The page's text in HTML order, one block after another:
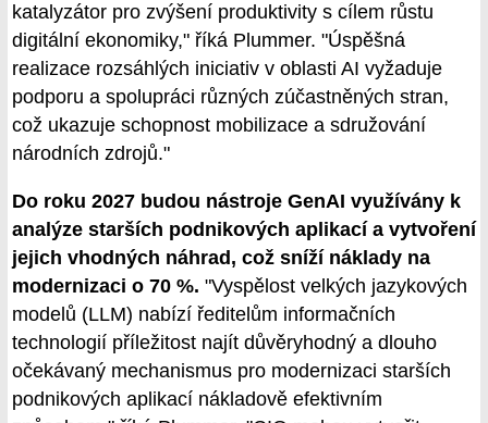
katalyzátor pro zvýšení produktivity s cílem růstu
digitální ekonomiky," říká Plummer. "Úspěšná
realizace rozsáhlých iniciativ v oblasti AI vyžaduje
podporu a spolupráci různých zúčastněných stran,
což ukazuje schopnost mobilizace a sdružování
národních zdrojů."
Do roku 2027 budou nástroje GenAI využívány k
analýze starších podnikových aplikací a vytvoření
jejich vhodných náhrad, což sníží náklady na
modernizaci o 70 %. "Vyspělost velkých jazykových
modelů (LLM) nabízí ředitelům informačních
technologií příležitost najít důvěryhodný a dlouho
očekávaný mechanismus pro modernizaci starších
podnikových aplikací nákladově efektivním